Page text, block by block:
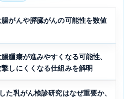
がんや膵臓がんの可能性を数値
腫瘍が進みやすくなる可能性、
しにくくなる仕組みを解明
た乳がん検診研究はなぜ重要か、